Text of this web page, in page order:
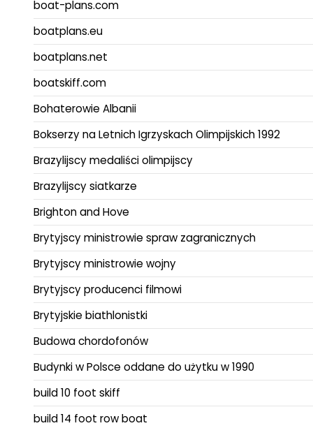
boat-plans.com
boatplans.eu
boatplans.net
boatskiff.com
Bohaterowie Albanii
Bokserzy na Letnich Igrzyskach Olimpijskich 1992
Brazylijscy medaliści olimpijscy
Brazylijscy siatkarze
Brighton and Hove
Brytyjscy ministrowie spraw zagranicznych
Brytyjscy ministrowie wojny
Brytyjscy producenci filmowi
Brytyjskie biathlonistki
Budowa chordofonów
Budynki w Polsce oddane do użytku w 1990
build 10 foot skiff
build 14 foot row boat